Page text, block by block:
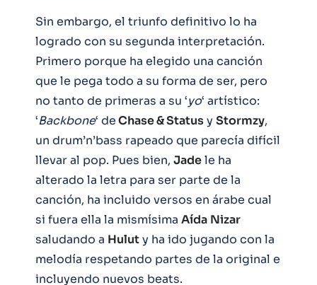
Sin embargo, el triunfo definitivo lo ha
logrado con su segunda interpretación.
Primero porque ha elegido una canción
que le pega todo a su forma de ser, pero
no tanto de primeras a su ‘yo‘ artístico:
‘Backbone‘ deChase & Statusy Stormzy,
un drum’n’bass rapeado que parecía difícil
llevar al pop. Pues bien, Jadele ha
alterado la letra para ser parte de la
canción, ha incluido versos en árabe cual
si fuera ella la mismísima Aída Nizar
saludando a Huluty ha ido jugando con la
melodía respetando partes de la original e
incluyendo nuevos beats.